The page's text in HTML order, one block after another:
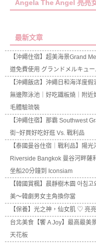
Angela The Angel 亮亮
最新文章
【沖繩住宿】超美海景Grand
道免費使用 グランドメルキュ
【沖繩飯店】沖繩日和海洋度
無邊際泳池｜好吃鐵板燒｜附
毛體驗琉裝
【沖繩住宿】那霸 Southwest
街~好買好吃好逛 Vs. 戰利品
【泰國曼谷住宿｜戰利品】陽
Riverside Bangkok 曼谷河畔薩
坐船20分鐘到 Iconsiam
【韓國賞楓】晨靜樹木園 아침
美～韓劇男女主角換你當
【保養】光之神，仙女肌 ♡ 亮
台北美食【饗 A Joy】最高最美
天花板